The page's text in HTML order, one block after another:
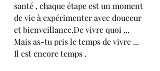
santé , chaque étape est un moment
de vie à expérimenter avec douceur
et bienveillance.De vivre quoi ...
Mais as-tu pris le temps de vivre ...
Il est encore temps .